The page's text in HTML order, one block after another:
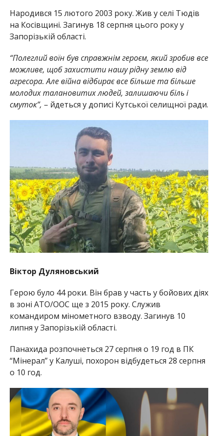
Народився 15 лютого 2003 року. Жив у селі Тюдів
на Косівщині. Загинув 18 серпня цього року у
Запорізькій області.
“Полеглий воїн був справжнім героєм, який зробив все
можливе, щоб захистити нашу рідну землю від
агресора. Але війна відбирає все більше та більше
молодих талановитих людей, залишаючи біль і
смуток”, – йдеться у дописі Кутської селищної ради.
Віктор Дуляновський
Герою було 44 роки. Він брав у часть у бойових діях
в зоні АТО/ООС ще з 2015 року. Служив
командиром мінометного взводу. Загинув 10
липня у Запорізькій області.
Панахида розпочнеться 27 серпня о 19 год в ПК
“Мінерал” у Калуші, похорон відбудеться 28 серпня
о 10 год.